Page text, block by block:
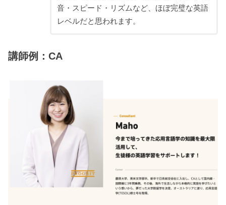
音・スピード・リズムなど、ほぼ完璧な英語
レベルだと思われます。
講師例：CA